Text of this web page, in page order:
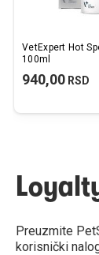
VetExpert Hot
100ml
940,00 RSD
Preuzmite
korisnički